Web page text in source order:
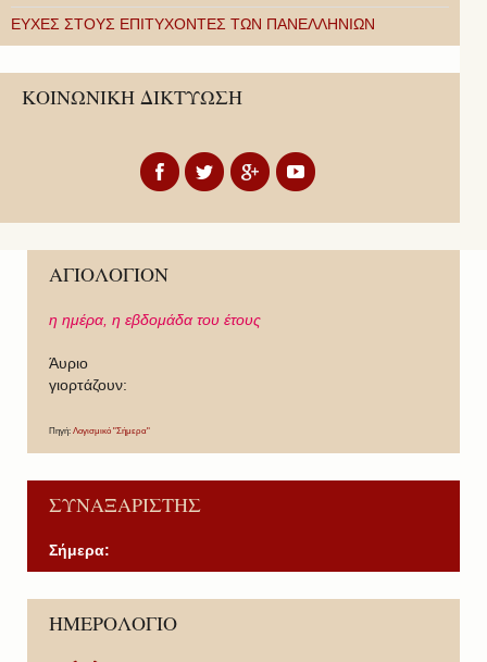
ΕΥΧΕΣ ΣΤΟΥΣ ΕΠΙΤΥΧΟΝΤΕΣ ΤΩΝ ΠΑΝΕΛΛΗΝΙΩΝ
ΚΟΙΝΩΝΙΚΗ ΔΙΚΤΥΩΣΗ
ΑΓΙΟΛΟΓΙΟΝ
η ημέρα, η εβδομάδα του έτους
Άυριο
γιορτάζουν:
Πηγή: Λογισμικό "Σήμερα"
ΣΥΝΑΞΑΡΙΣΤΗΣ
Σήμερα:
ΗΜΕΡΟΛΟΓΙΟ
P
r
P
r
N
e
N
e